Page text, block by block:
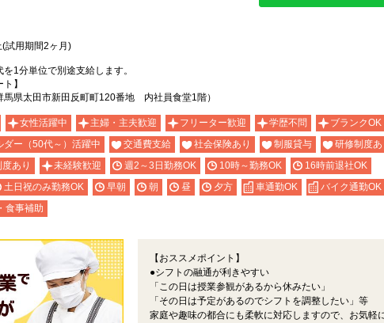
試用期間2ヶ月)
1分単位で別途支給します。
】
県太田市新田反町町120番地 内社員食堂1階）
女性活躍中 主婦・主夫歓迎 フリーター歓迎 学歴不問
ブランクOK
ダー（50代～）活躍中 交通費支給 社会保険あり 制服貸与
研修制度あ
あり 未経験歓迎 週2～3日勤務OK 10時～勤務OK
16時前退社OK
土日祝のみ勤務OK 早朝 朝 昼 夕方 車通勤OK
バイク通勤OK
食事補助
【おススメポイント】
●シフトの融通が利きやすい
「この日は授業参観があるから休みたい」
「その日は予定があるのでシフトを調整したい」等
家庭や趣味の都合にも柔軟に対応しますので、お気軽